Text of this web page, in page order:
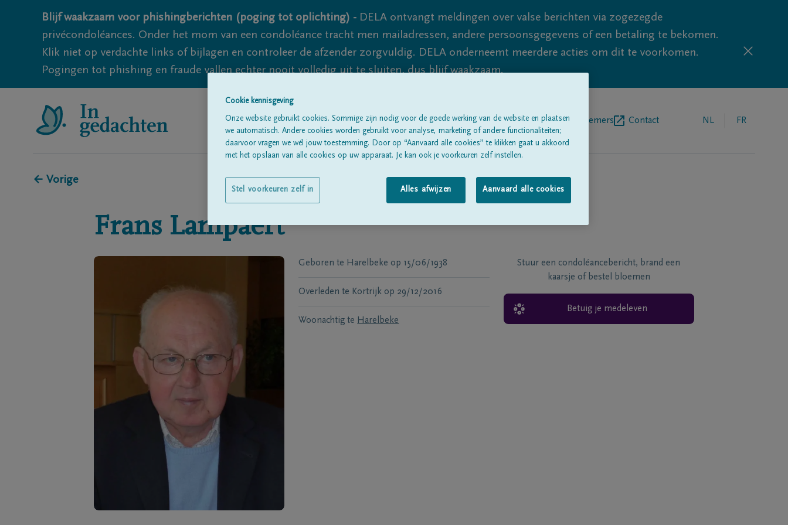
Blijf waakzaam voor phishingberichten (poging tot oplichting) - DELA ontvangt meldingen over valse berichten via zogezegde
privécondoléances. Onder het mom van een condoléance tracht men mailadressen, andere persoonsgegevens of een betaling te bekomen.
Klik niet op verdachte links of bijlagen en controleer de afzender zorgvuldig. DELA onderneemt meerdere acties om dit te voorkomen.
Pogingen tot phishing en fraude vallen echter nooit volledig uit te sluiten, dus blijf waakzaam.
Alle rouwberichtenOver onsBegrafenisondernemers Contact NL FR
← Vorige
Frans Lampaert
Geboren te Harelbeke op 15/06/1938
Overleden te Kortrijk op 29/12/2016
Woonachtig te Harelbeke
Stuur een condoléancebericht, brand een
kaarsje of bestel bloemen
Betuig je medeleven
Cookie kennisgeving
Onze website gebruikt cookies. Sommige zijn nodig voor de goede werking van de website en plaatsen
we automatisch. Andere cookies worden gebruikt voor analyse, marketing of andere functionaliteiten;
daarvoor vragen we wél jouw toestemming. Door op “Aanvaard alle cookies” te klikken gaat u akkoord
met het opslaan van alle cookies op uw apparaat. Je kan ook je voorkeuren zelf instellen.
Alles afwijzen Aanvaard alle cookies
Stel voorkeuren zelf in